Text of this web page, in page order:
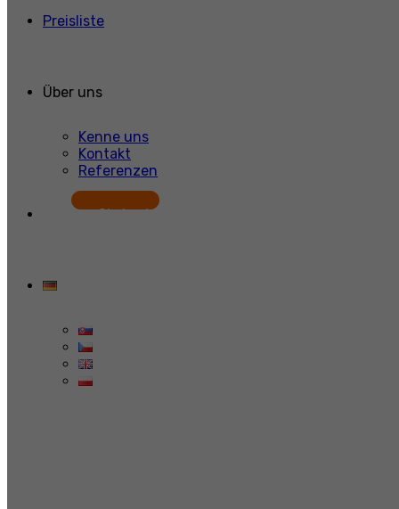
Preisliste
Über uns
Kenne uns
Kontakt
Referenzen
Starten Sie kostenlos